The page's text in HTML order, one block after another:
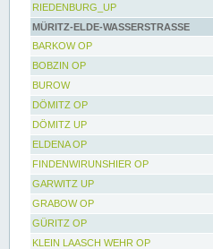
RIEDENBURG_UP
MÜRITZ-ELDE-WASSERSTRASSE
BARKOW OP
BOBZIN OP
BUROW
DÖMITZ OP
DÖMITZ UP
ELDENA OP
FINDENWIRUNSHIER OP
GARWITZ UP
GRABOW OP
GÜRITZ OP
KLEIN LAASCH WEHR OP